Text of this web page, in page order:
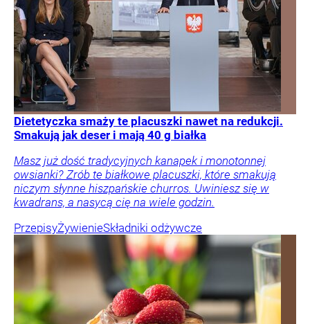
Dietetyczka smaży te placuszki nawet na redukcji.
Smakują jak deser i mają 40 g białka
Masz już dość tradycyjnych kanapek i monotonnej
owsianki? Zrób te białkowe placuszki, które smakują
niczym słynne hiszpańskie churros. Uwiniesz się w
kwadrans, a nasycą cię na wiele godzin.
PrzepisyŻywienieSkładniki odżywcze